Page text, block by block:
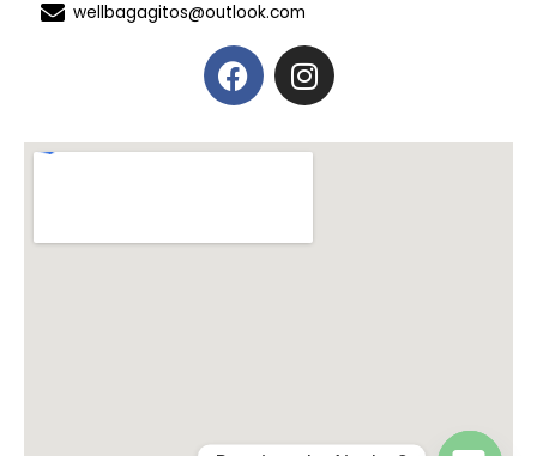
wellbagagitos@outlook.com